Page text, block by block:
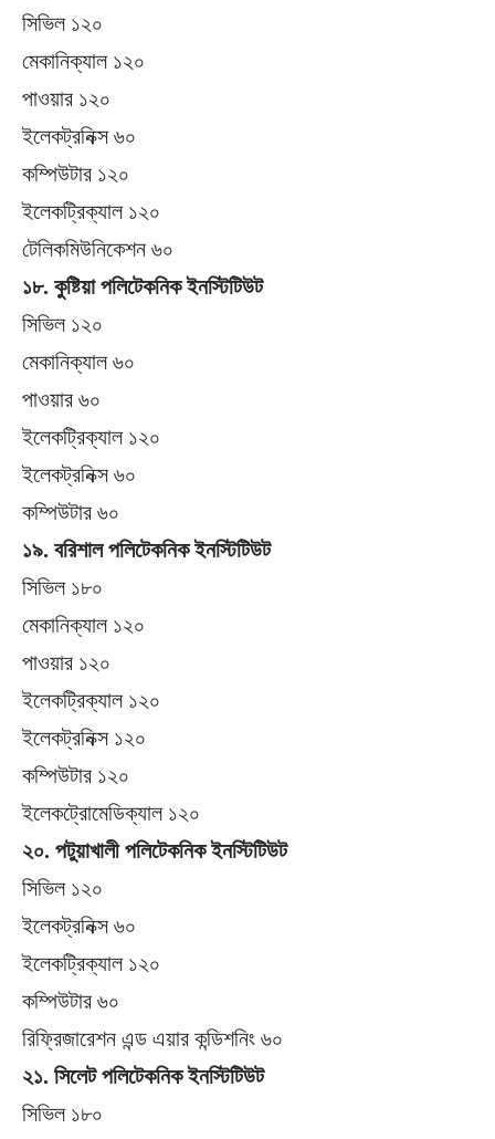
সিভিল ১২০
মেকানিক্যাল ১২০
পাওয়ার ১২০
ইলেকট্রনিক্স ৬০
কম্পিউটার ১২০
ইলেকট্রিক্যাল ১২০
টেলিকমিউনিকেশন ৬০
১৮. কুষ্টিয়া পলিটেকনিক ইনস্টিটিউট
সিভিল ১২০
মেকানিক্যাল ৬০
পাওয়ার ৬০
ইলেকট্রিক্যাল ১২০
ইলেকট্রনিক্স ৬০
কম্পিউটার ৬০
১৯. বরিশাল পলিটেকনিক ইনস্টিটিউট
সিভিল ১৮০
মেকানিক্যাল ১২০
পাওয়ার ১২০
ইলেকট্রিক্যাল ১২০
ইলেকট্রনিক্স ১২০
কম্পিউটার ১২০
ইলেকট্রোমেডিক্যাল ১২০
২০. পটুয়াখালী পলিটেকনিক ইনস্টিটিউট
সিভিল ১২০
ইলেকট্রনিক্স ৬০
ইলেকট্রিক্যাল ১২০
কম্পিউটার ৬০
রিফ্রিজারেশন এন্ড এয়ার কন্ডিশনিং ৬০
২১. সিলেট পলিটেকনিক ইনস্টিটিউট
সিভিল ১৮০